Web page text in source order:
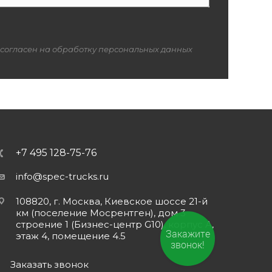
на обработку персональных данных
+7 495 128-75-76
info@spec-trucks.ru
108820, г. Москва, Киевское шоссе 21-й
км (поселение Мосрентген), дом 3
строение 1 (Бизнес-центр G10), корпус А,
этаж 4, помещение 4.5
Заказать звонок
Закажите
звонок!